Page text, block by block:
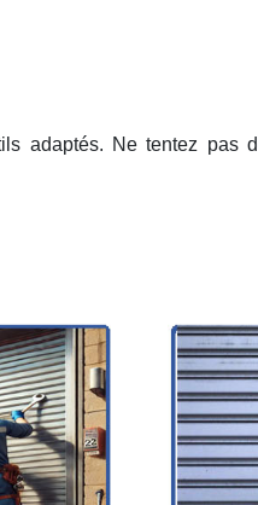
adaptés. Ne tentez pas